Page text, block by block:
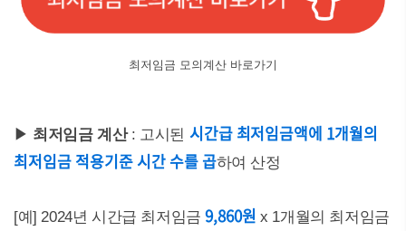
최저임금 모의계산 바로가기
▶ 최저임금 계산: 고시된 시간급 최저임금액에 1개월의
최저임금 적용기준 시간 수를 곱하여 산정
[예] 2024년 시간급 최저임금 9,860원 x 1개월의 최저임금